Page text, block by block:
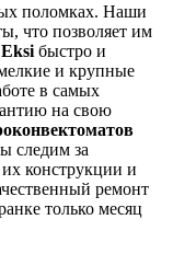
поломках. Наши
что позволяет им
быстро и
и крупные
в самых
на свою
следим за
конструкции и
ремонт
только месяц